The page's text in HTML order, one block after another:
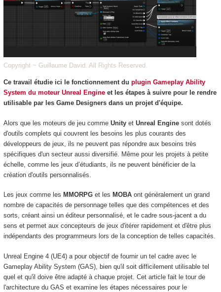
Copyright ~ Guillaume David. All Rights Reserved.
Ce travail étudie ici le fonctionnement du plugin Gameplay Ability
System du moteur Unreal Engineet les étapes à suivre pour le rendre
utilisable par les Game Designers dans un projet d'équipe.
Alors que les moteurs de jeu comme UnityetUnreal Enginesont dotés
d'outils complets qui couvrent les besoins les plus courants des
développeurs de jeux, ils ne peuvent pas répondre aux besoins très
spécifiques d'un secteur aussi diversifié. Même pour les projets à petite
échelle, comme les jeux d’étudiants, ils ne peuvent bénéficier de la
création d'outils personnalisés.
Les jeux comme les MMORPG et les MOBA ont généralement un grand
nombre de capacités de personnage telles que des compétences et des
sorts, créant ainsi un éditeur personnalisé, et le cadre sous-jacent a du
sens et permet aux concepteurs de jeux d'itérer rapidement et d'être plus
indépendants des programmeurs lors de la conception de telles capacités.
Unreal Engine 4 (UE4) a pour objectif de fournir un tel cadre avec le
Gameplay Ability System (GAS), bien qu'il soit difficilement utilisable tel
quel et qu'il doive être adapté à chaque projet. Cet article fait le tour de
l'architecture du GAS et examine les étapes nécessaires pour le